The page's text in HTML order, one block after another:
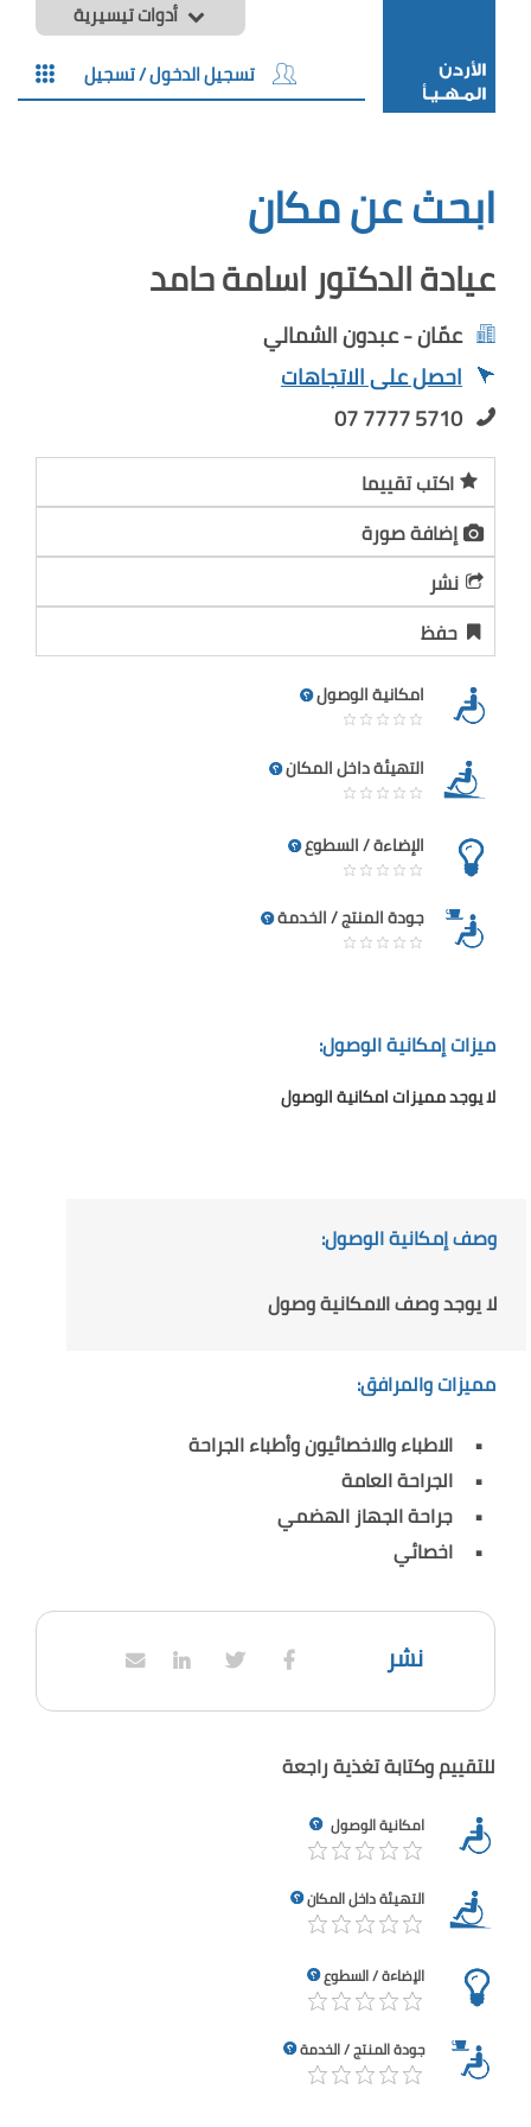
أدوات تيسيرية
تسجيل الدخول / تسجيل
ابحث عن مكان
عيادة الدكتور اسامة حامد
عمّان - عبدون الشمالي
احصل على الاتجاهات
07 7777 5710
اكتب تقييما
إضافة صورة
نشر
حفظ
امكانية الوصول
التهيئة داخل المكان
الإضاءة / السطوع
جودة المنتج / الخدمة
ميزات إمكانية الوصول:
لا يوجد مميزات امكانية الوصول
وصف إمكانية الوصول:
لا يوجد وصف الامكانية وصول
مميزات والمرافق:
الاطباء والاخصائيون وأطباء الجراحة
الجراحة العامة
جراحة الجهاز الهضمي
اخصائي
نشر
للتقييم وكتابة تغذية راجعة
امكانية الوصول
التهيئة داخل المكان
الإضاءة / السطوع
جودة المنتج / الخدمة